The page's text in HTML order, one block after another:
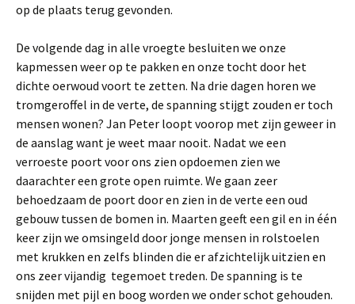
op de plaats terug gevonden.
De volgende dag in alle vroegte besluiten we onze
kapmessen weer op te pakken en onze tocht door het
dichte oerwoud voort te zetten. Na drie dagen horen we
tromgeroffel in de verte, de spanning stijgt zouden er toch
mensen wonen? Jan Peter loopt voorop met zijn geweer in
de aanslag want je weet maar nooit. Nadat we een
verroeste poort voor ons zien opdoemen zien we
daarachter een grote open ruimte. We gaan zeer
behoedzaam de poort door en zien in de verte een oud
gebouw tussen de bomen in. Maarten geeft een gil en in één
keer zijn we omsingeld door jonge mensen in rolstoelen
met krukken en zelfs blinden die er afzichtelijk uitzien en
ons zeer vijandig tegemoet treden. De spanning is te
snijden met pijl en boog worden we onder schot gehouden.